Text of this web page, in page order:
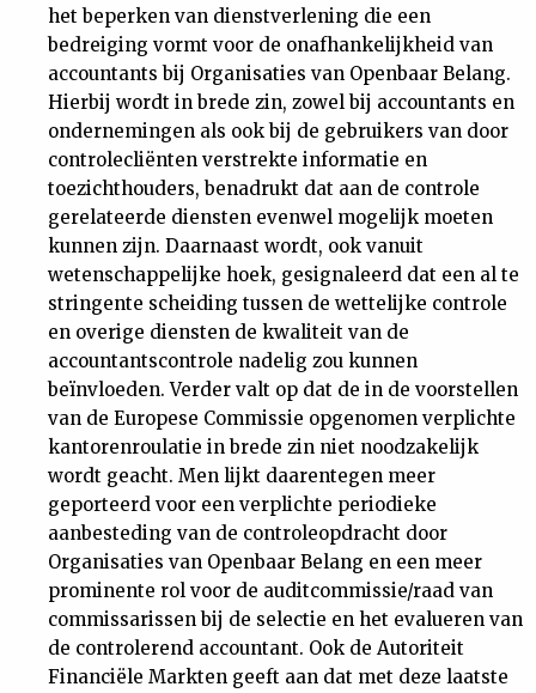
het beperken van dienstverlening die een
bedreiging vormt voor de onafhankelijkheid van
accountants bij Organisaties van Openbaar Belang.
Hierbij wordt in brede zin, zowel bij accountants en
ondernemingen als ook bij de gebruikers van door
controlecliënten verstrekte informatie en
toezichthouders, benadrukt dat aan de controle
gerelateerde diensten evenwel mogelijk moeten
kunnen zijn. Daarnaast wordt, ook vanuit
wetenschappelijke hoek, gesignaleerd dat een al te
stringente scheiding tussen de wettelijke controle
en overige diensten de kwaliteit van de
accountantscontrole nadelig zou kunnen
beïnvloeden. Verder valt op dat de in de voorstellen
van de Europese Commissie opgenomen verplichte
kantorenroulatie in brede zin niet noodzakelijk
wordt geacht. Men lijkt daarentegen meer
geporteerd voor een verplichte periodieke
aanbesteding van de controleopdracht door
Organisaties van Openbaar Belang en een meer
prominente rol voor de auditcommissie/raad van
commissarissen bij de selectie en het evalueren van
de controlerend accountant. Ook de Autoriteit
Financiële Markten geeft aan dat met deze laatste